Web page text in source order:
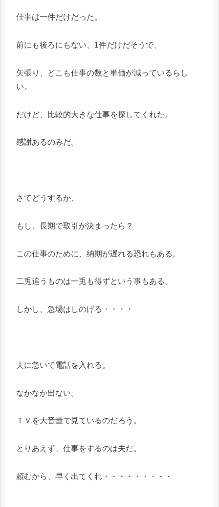
仕事は一件だけだった。
前にも後ろにもない、1件だけだそうで、
矢張り、どこも仕事の数と単価が減っているらし
い。
だけど、比較的大きな仕事を探してくれた。
感謝あるのみだ。
さてどうするか、
もし、長期で取引が決まったら？
この仕事のために、納期が遅れる恐れもある。
二兎追うものは一兎も得ずという事もある。
しかし、急場はしのげる・・・・
夫に急いで電話を入れる。
なかなか出ない。
ＴＶを大音量で見ているのだろう。
とりあえず、仕事をするのは夫だ。
頼むから、早く出てくれ・・・・・・・・・